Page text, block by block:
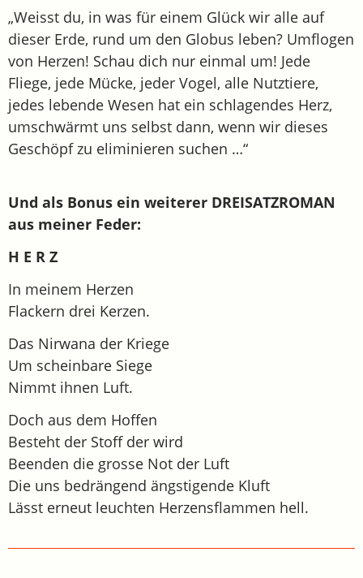
„Weisst du, in was für einem Glück wir alle auf
dieser Erde, rund um den Globus leben? Umflogen
von Herzen! Schau dich nur einmal um! Jede
Fliege, jede Mücke, jeder Vogel, alle Nutztiere,
jedes lebende Wesen hat ein schlagendes Herz,
umschwärmt uns selbst dann, wenn wir dieses
Geschöpf zu eliminieren suchen …“
Und als Bonus ein weiterer DREISATZROMAN
aus meiner Feder:
H E R Z
In meinem Herzen
Flackern drei Kerzen.
Das Nirwana der Kriege
Um scheinbare Siege
Nimmt ihnen Luft.
Doch aus dem Hoffen
Besteht der Stoff der wird
Beenden die grosse Not der Luft
Die uns bedrängend ängstigende Kluft
Lässt erneut leuchten Herzensflammen hell.